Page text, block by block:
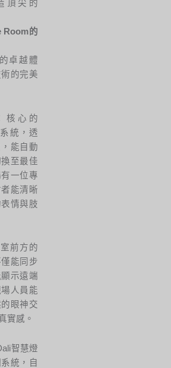
頂尖的
Room的
卓越體
的完美
核心的
統，透
能自動
至最佳
一位專
能清晰
情與肢
前方的
能同步
示遠端
人員能
眼神交
實感。
智慧燈
統，自